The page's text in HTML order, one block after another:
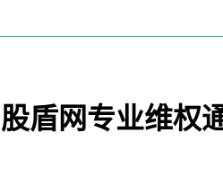
盾网专业维权